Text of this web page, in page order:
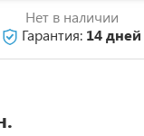
Нет в наличии
Гарантия: 14 дней